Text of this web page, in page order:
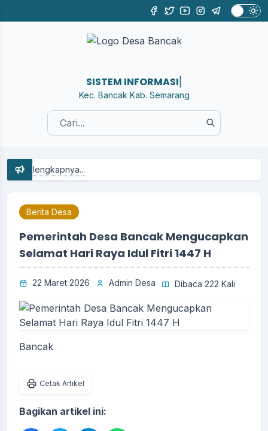
SISTEM INFORMASI DES
Kec. Bancak Kab. Semarang
Berita Desa
Pemerintah Desa Bancak Mengucapkan
Selamat Hari Raya Idul Fitri 1447 H
22 Maret 2026 Admin Desa Dibaca 222 Kali
Bancak
Cetak Artikel
Bagikan artikel ini: